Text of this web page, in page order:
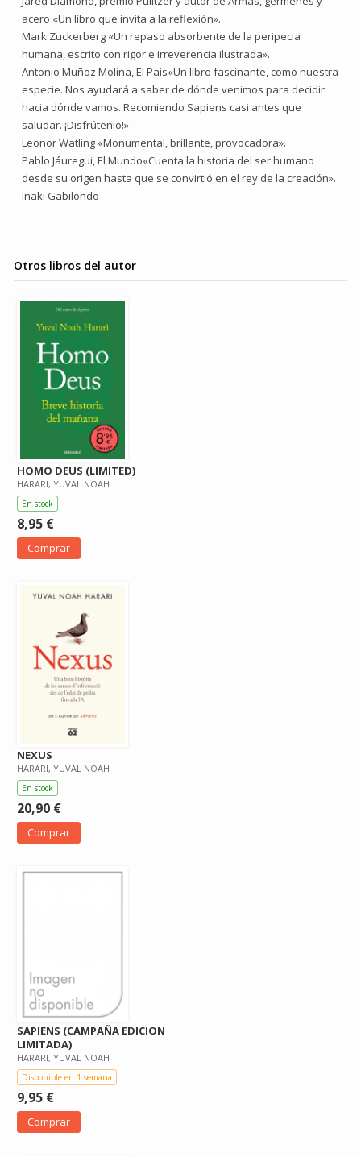
acero «Un libro que invita a la reflexión».
Mark Zuckerberg «Un repaso absorbente de la peripecia
humana, escrito con rigor e irreverencia ilustrada».
Antonio Muñoz Molina, El País«Un libro fascinante, como nuestra
especie. Nos ayudará a saber de dónde venimos para decidir
hacia dónde vamos. Recomiendo Sapiens casi antes que
saludar. ¡Disfrútenlo!»
Leonor Watling «Monumental, brillante, provocadora».
Pablo Jáuregui, El Mundo«Cuenta la historia del ser humano
desde su origen hasta que se convirtió en el rey de la creación».
Iñaki Gabilondo
Otros libros del autor
HOMO DEUS (LIMITED)
HARARI, YUVAL NOAH
En stock
8,95 €
Comprar
NEXUS
HARARI, YUVAL NOAH
En stock
20,90 €
Comprar
SAPIENS (CAMPAÑA EDICION
LIMITADA)
HARARI, YUVAL NOAH
Disponible en 1 semana
9,95 €
Comprar